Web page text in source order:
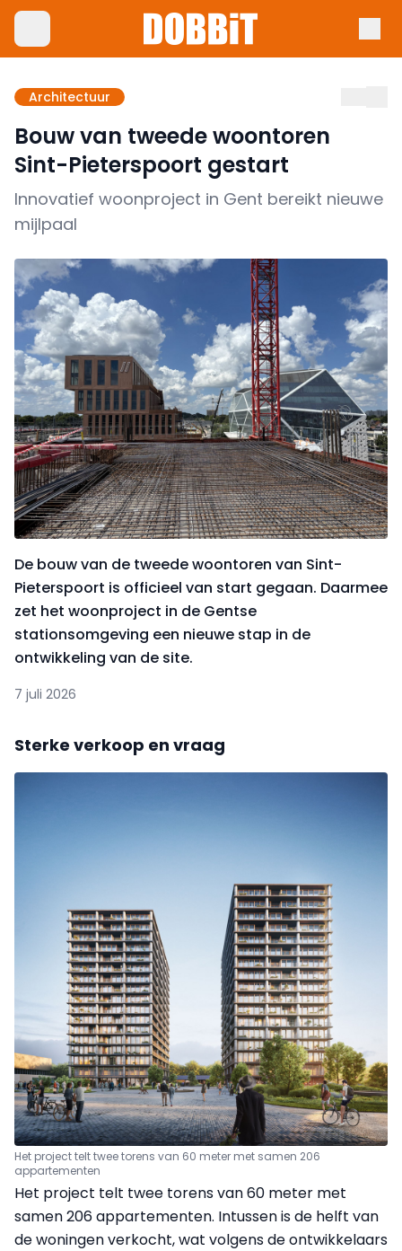
Architectuur
Bouw van tweede woontoren
Sint-Pieterspoort gestart
Innovatief woonproject in Gent bereikt nieuwe
mijlpaal
De bouw van de tweede woontoren van Sint-
Pieterspoort is officieel van start gegaan. Daarmee
zet het woonproject in de Gentse
stationsomgeving een nieuwe stap in de
ontwikkeling van de site.
7 juli 2026
Sterke verkoop en vraag
Het project telt twee torens van 60 meter met samen 206
appartementen
Het project telt twee torens van 60 meter met
samen 206 appartementen. Intussen is de helft van
de woningen verkocht, wat volgens de ontwikkelaars